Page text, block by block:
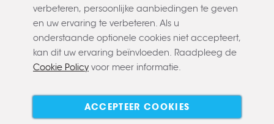
Algemene voorwaarden
Privacy policy
verbeteren, persoonlijke aanbiedingen te geven
en uw ervaring te verbeteren. Als u
onderstaande optionele cookies niet accepteert,
kan dit uw ervaring beïnvloeden. Raadpleeg de
Cookie Policy voor meer informatie.
ACCEPTEER COOKIES